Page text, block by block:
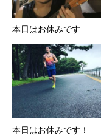
本日はお休みです
本日はお休みです！